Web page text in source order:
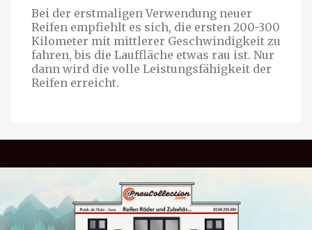
Bei der erstmaligen Verwendung neuer
Reifen empfiehlt es sich, die ersten 200-300
Kilometer mit mittlerer Geschwindigkeit zu
fahren, bis die Lauffläche etwas rau ist. Nur
dann wird die volle Leistungsfähigkeit der
Reifen erreicht.